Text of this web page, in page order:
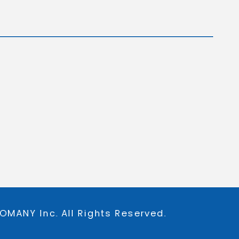
Inc. All Rights Reserved.